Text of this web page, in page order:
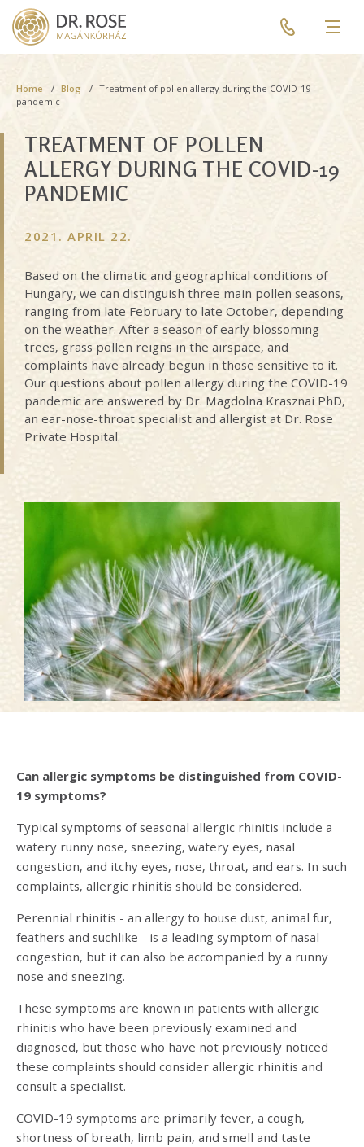
Skip
main
Pre
header
menu
Breadcrumb
Home Blog
Treatment of pollen allergy during the COVID-19
pandemic
TREATMENT OF POLLEN
ALLERGY DURING THE COVID-19
PANDEMIC
2021. APRIL 22.
Based on the climatic and geographical conditions of
Hungary, we can distinguish three main pollen seasons,
ranging from late February to late October, depending
on the weather. After a season of early blossoming
trees, grass pollen reigns in the airspace, and
complaints have already begun in those sensitive to it.
Our questions about pollen allergy during the COVID-19
pandemic are answered by Dr. Magdolna Krasznai PhD,
an ear-nose-throat specialist and allergist at Dr. Rose
Private Hospital.
Can allergic symptoms be distinguished from COVID-
19 symptoms?
Typical symptoms of seasonal allergic rhinitis include a
watery runny nose, sneezing, watery eyes, nasal
congestion, and itchy eyes, nose, throat, and ears. In such
complaints, allergic rhinitis should be considered.
Perennial rhinitis - an allergy to house dust, animal fur,
feathers and suchlike - is a leading symptom of nasal
congestion, but it can also be accompanied by a runny
nose and sneezing.
These symptoms are known in patients with allergic
rhinitis who have been previously examined and
diagnosed, but those who have not previously noticed
these complaints should consider allergic rhinitis and
consult a specialist.
COVID-19 symptoms are primarily fever, a cough,
shortness of breath, limb pain, and smell and taste